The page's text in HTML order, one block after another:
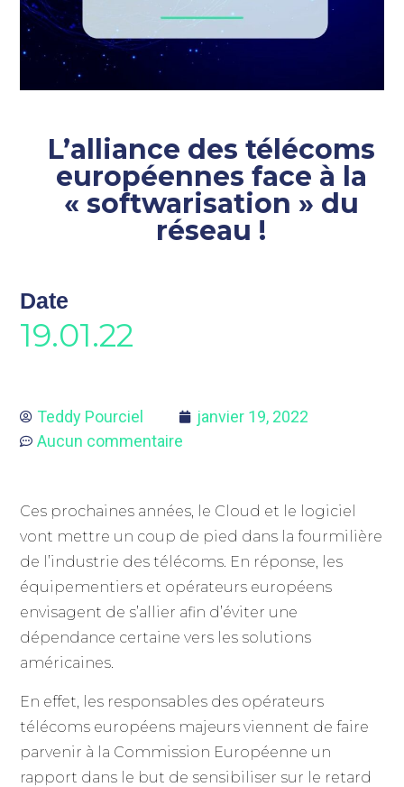
L’alliance des télécoms
européennes face à la
« softwarisation » du
réseau !
Date
19.01.22
Teddy Pourciel
janvier 19, 2022
Aucun commentaire
Ces prochaines années, le Cloud et le logiciel
vont mettre un coup de pied dans la fourmilière
de l’industrie des télécoms. En réponse, les
équipementiers et opérateurs européens
envisagent de s’allier afin d’éviter une
dépendance certaine vers les solutions
américaines.
En effet, les responsables des opérateurs
télécoms européens majeurs viennent de faire
parvenir à la Commission Européenne un
rapport dans le but de sensibiliser sur le retard